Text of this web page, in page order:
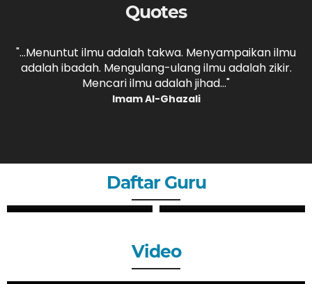
Quotes
"...Menuntut ilmu adalah takwa. Menyampaikan ilmu
adalah ibadah. Mengulang-ulang ilmu adalah zikir.
Mencari ilmu adalah jihad..."
Imam Al-Ghazali
Daftar Guru
ZHERY OKTANDI, S.Pd ANDRI MAULANA, S.Pd
Video